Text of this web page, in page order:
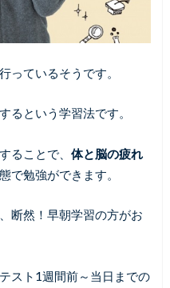
っているそうです。
るという学習法です。
ることで、 体と脳の疲れ
で勉強ができます。
断然！早朝学習の方がお
スト1週間前～当日までの